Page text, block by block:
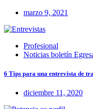
marzo 9, 2021
Profesional
Noticias boletín
6 Tips para una entrevista de
diciembre 11, 2020